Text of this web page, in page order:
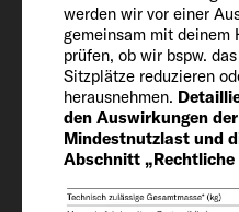
werden wir vor einer
gemeinsam mit deinem
prüfen, ob wir bspw.
Sitzplätze reduzieren
herausnehmen.
den Auswirkungen
Mindestnutzlast und
Abschnitt „Rechtliche
Anhängelast 12 %
ungebremst
2000 / 750
Bereifung
225/75 R 16 CP